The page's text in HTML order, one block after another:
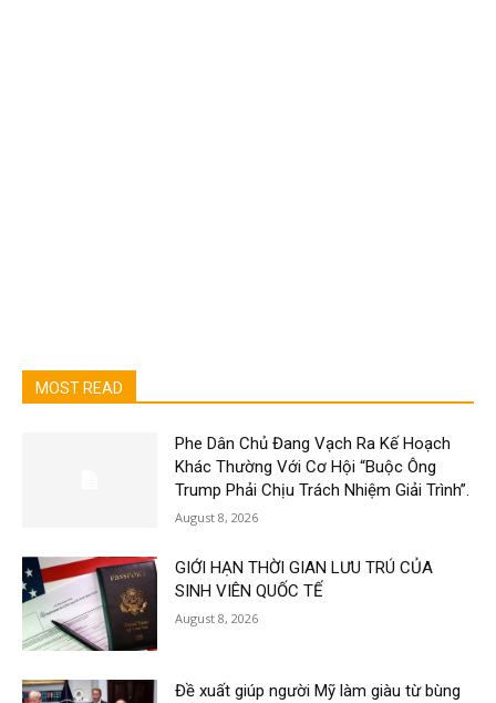
MOST READ
Phe Dân Chủ Đang Vạch Ra Kế Hoạch
Khác Thường Với Cơ Hội “Buộc Ông
Trump Phải Chịu Trách Nhiệm Giải Trình”.
August 8, 2026
GIỚI HẠN THỜI GIAN LƯU TRÚ CỦA
SINH VIÊN QUỐC TẾ
August 8, 2026
Đề xuất giúp người Mỹ làm giàu từ bùng